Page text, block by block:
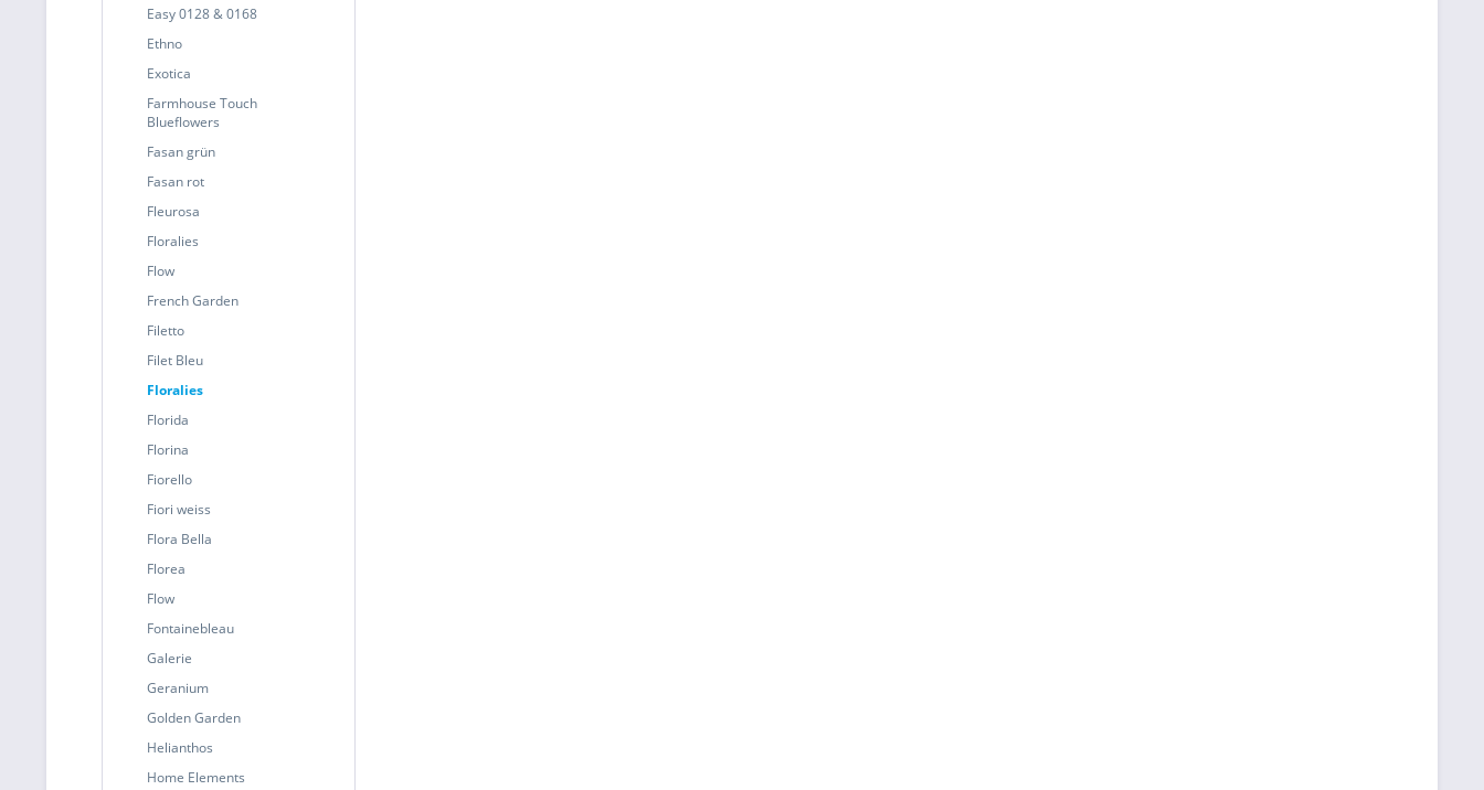
Easy 0128 & 0168
Ethno
Exotica
Farmhouse Touch
Blueflowers
Fasan grün
Fasan rot
Fleurosa
Floralies
Flow
French Garden
Filetto
Filet Bleu
Floralies
Florida
Florina
Fiorello
Fiori weiss
Flora Bella
Florea
Flow
Fontainebleau
Galerie
Geranium
Golden Garden
Helianthos
Home Elements